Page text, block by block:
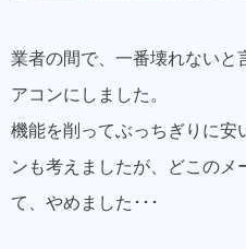
業者の間で、一番壊れないと
アコンにしました。
機能を削ってぶっちぎりに安
ンも考えましたが、どこの
て、やめました･･･